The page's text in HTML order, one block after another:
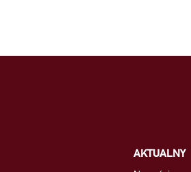
AKTUALNY